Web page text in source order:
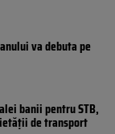
va debuta pe
banii pentru STB,
de transport